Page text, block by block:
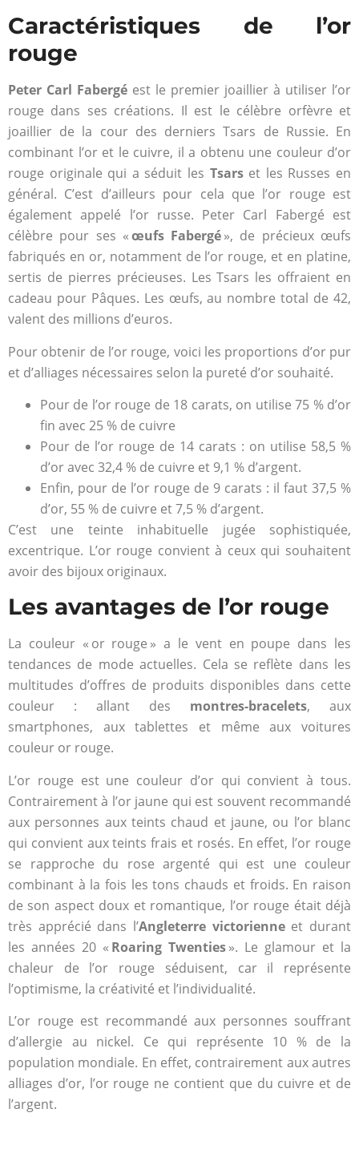
Caractéristiques de l’or
rouge
Peter Carl Fabergé est le premier joaillier à utiliser l’or
rouge dans ses créations. Il est le célèbre orfèvre et
joaillier de la cour des derniers Tsars de Russie. En
combinant l’or et le cuivre, il a obtenu une couleur d’or
rouge originale qui a séduit les Tsarset les Russes en
général. C’est d’ailleurs pour cela que l’or rouge est
également appelé l’or russe. Peter Carl Fabergé est
célèbre pour ses «œufs Fabergé», de précieux œufs
fabriqués en or, notamment de l’or rouge, et en platine,
sertis de pierres précieuses. Les Tsars les offraient en
cadeau pour Pâques. Les œufs, au nombre total de 42,
valent des millions d’euros.
Pour obtenir de l’or rouge, voici les proportions d’or pur
et d’alliages nécessaires selon la pureté d’or souhaité.
Pour de l’or rouge de 18 carats, on utilise 75 % d’or
fin avec 25 % de cuivre
Pour de l’or rouge de 14 carats : on utilise 58,5 %
d’or avec 32,4 % de cuivre et 9,1 % d’argent.
Enfin, pour de l’or rouge de 9 carats : il faut 37,5 %
d’or, 55 % de cuivre et 7,5 % d’argent.
C’est une teinte inhabituelle jugée sophistiquée,
excentrique. L’or rouge convient à ceux qui souhaitent
avoir des bijoux originaux.
Les avantages de l’or rouge
La couleur « or rouge » a le vent en poupe dans les
tendances de mode actuelles. Cela se reflète dans les
multitudes d’offres de produits disponibles dans cette
couleur : allant des montres-bracelets, aux
smartphones, aux tablettes et même aux voitures
couleur or rouge.
L’or rouge est une couleur d’or qui convient à tous.
Contrairement à l’or jaune qui est souvent recommandé
aux personnes aux teints chaud et jaune, ou l’or blanc
qui convient aux teints frais et rosés. En effet, l’or rouge
se rapproche du rose argenté qui est une couleur
combinant à la fois les tons chauds et froids. En raison
de son aspect doux et romantique, l’or rouge était déjà
très apprécié dans l’Angleterre victorienneet durant
les années 20 « Roaring Twenties». Le glamour et la
chaleur de l’or rouge séduisent, car il représente
l’optimisme, la créativité et l’individualité.
L’or rouge est recommandé aux personnes souffrant
d’allergie au nickel. Ce qui représente 10 % de la
population mondiale. En effet, contrairement aux autres
alliages d’or, l’or rouge ne contient que du cuivre et de
l’argent.